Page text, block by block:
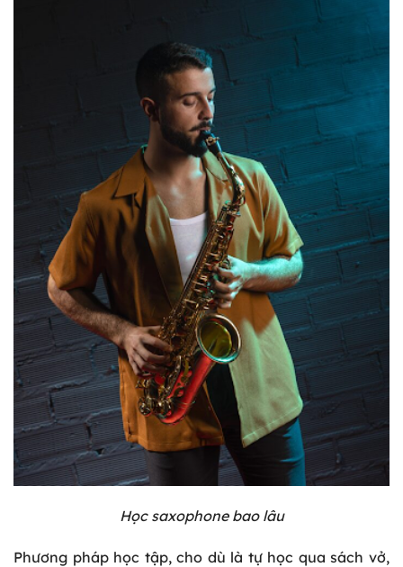
Học saxophone bao lâu
Phương pháp học tập, cho dù là tự học qua sách vở,